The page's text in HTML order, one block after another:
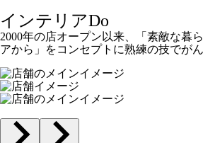
インテリアDo
2000年の店オープン以来、「素敵な暮
アから」をコンセプトに熟練の技でが